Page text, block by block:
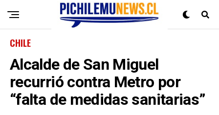
CHILE
Alcalde de San Miguel
recurrió contra Metro por
“falta de medidas sanitarias”